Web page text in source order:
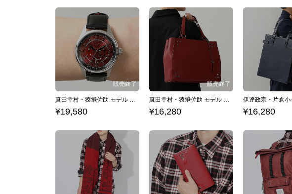
真田幸村・猿飛佐助 モデル 腕時計 戦国BASARA
¥19,580
真田幸村・猿飛佐助 モデル バッグ 戦国BASARA
¥16,280 ¥16,280